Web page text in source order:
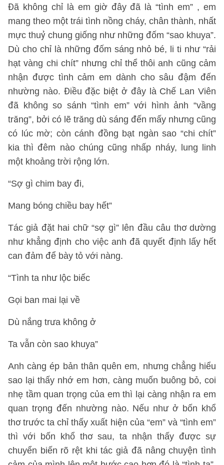
Đã không chỉ là em giờ đây đã là “tình em” , em
mang theo một trái tình nồng cháy, chân thành, nhất
mực thuỷ chung giống như những đốm “sao khuya”.
Dù cho chỉ là những đốm sáng nhỏ bé, li ti như “rải
hạt vàng chi chít” nhưng chỉ thể thôi anh cũng cảm
nhận được tình cảm em dành cho sâu đậm đến
nhường nào. Điều đặc biệt ở đây là Chế Lan Viên
đã không so sánh “tình em” với hình ảnh “vầng
trăng”, bởi có lẽ trăng dù sáng đến mấy nhưng cũng
có lúc mờ; còn cánh đồng bạt ngàn sao “chi chít”
kia thì đêm nào chúng cũng nhấp nháy, lung linh
một khoảng trời rộng lớn.
“Sợ gì chim bay đi,
Mang bóng chiều bay hết”
Tác giả đặt hai chữ “sợ gì” lên đầu câu thơ dường
như khẳng định cho việc anh đã quyết định lấy hết
can đảm để bày tỏ với nàng.
“Tình ta như lộc biếc
Gọi ban mai lại về
Dù nắng trưa không ở
Ta vẫn còn sao khuya”
Anh càng ép bản thân quên em, nhưng chẳng hiểu
sao lại thấy nhớ em hơn, càng muốn buông bỏ, coi
nhẹ tầm quan trọng của em thì lại càng nhận ra em
quan trọng đến nhường nào. Nếu như ở bốn khổ
thơ trước ta chỉ thấy xuất hiện của “em” và “tình em”
thì với bốn khổ thơ sau, ta nhận thấy được sự
chuyển biến rõ rệt khi tác giả đã nâng chuyện tình